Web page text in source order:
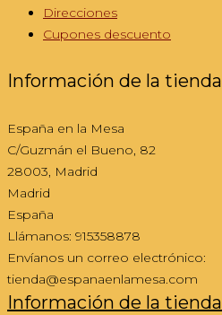
Direcciones
Cupones descuento
Información de la tienda
España en la Mesa
C/Guzmán el Bueno, 82
28003, Madrid
Madrid
España
Llámanos: 915358878
Envíanos un correo electrónico:
tienda@espanaenlamesa.com
Información de la tienda